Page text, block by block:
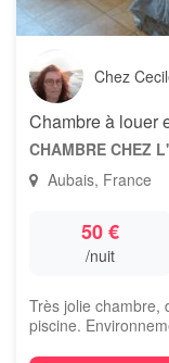
Chez
Chambre à louer
CHAMBRE CHEZ
Aubais, France
50 €
/nuit
Très jolie chambre,
piscine.